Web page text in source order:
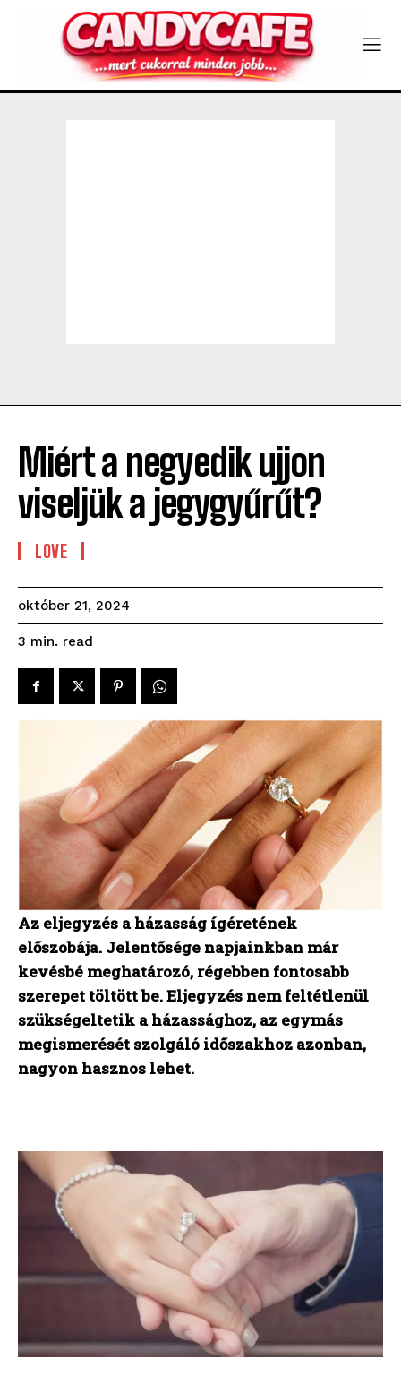
Miért a negyedik ujjon
viseljük a jegygyűrűt?
LOVE
október 21, 2024
3 min. read
Az eljegyzés a házasság ígéretének
előszobája. Jelentősége napjainkban már
kevésbé meghatározó, régebben fontosabb
szerepet töltött be. Eljegyzés nem feltétlenül
szükségeltetik a házassághoz, az egymás
megismerését szolgáló időszakhoz azonban,
nagyon hasznos lehet.